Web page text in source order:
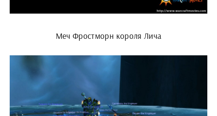
Меч Фростморн короля Лича